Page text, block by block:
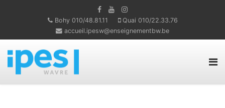
Bohy 010/48.81.11
Quai 010/22.33.76
accueil.ipesw@enseignementbw.be